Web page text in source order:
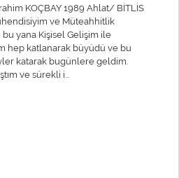
KOÇBAY 1989 Ahlat/ BİTLİS
ve Müteahhitlik
bu yana Kişisel Gelişim ile
hep katlanarak büyüdü ve bu
katarak bugünlere geldim.
ve sürekli i...